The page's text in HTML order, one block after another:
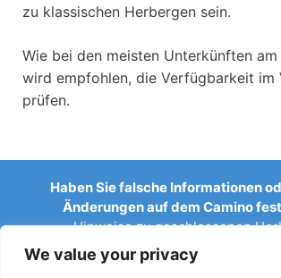
We value your privacy
zu klassischen Herbergen sein.
Wie bei den meisten Unterkünften
wird empfohlen, die Verfügbarkeit im
prüfen.
Haben Sie falsche Informationen
Änderungen auf dem Camino
Hinweise zu geschlossenen
Überschwemmungen, Umleitungen,
anderen Änderungen helfen, den